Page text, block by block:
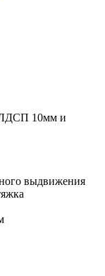
ЛДСП 10мм и
выдвижения